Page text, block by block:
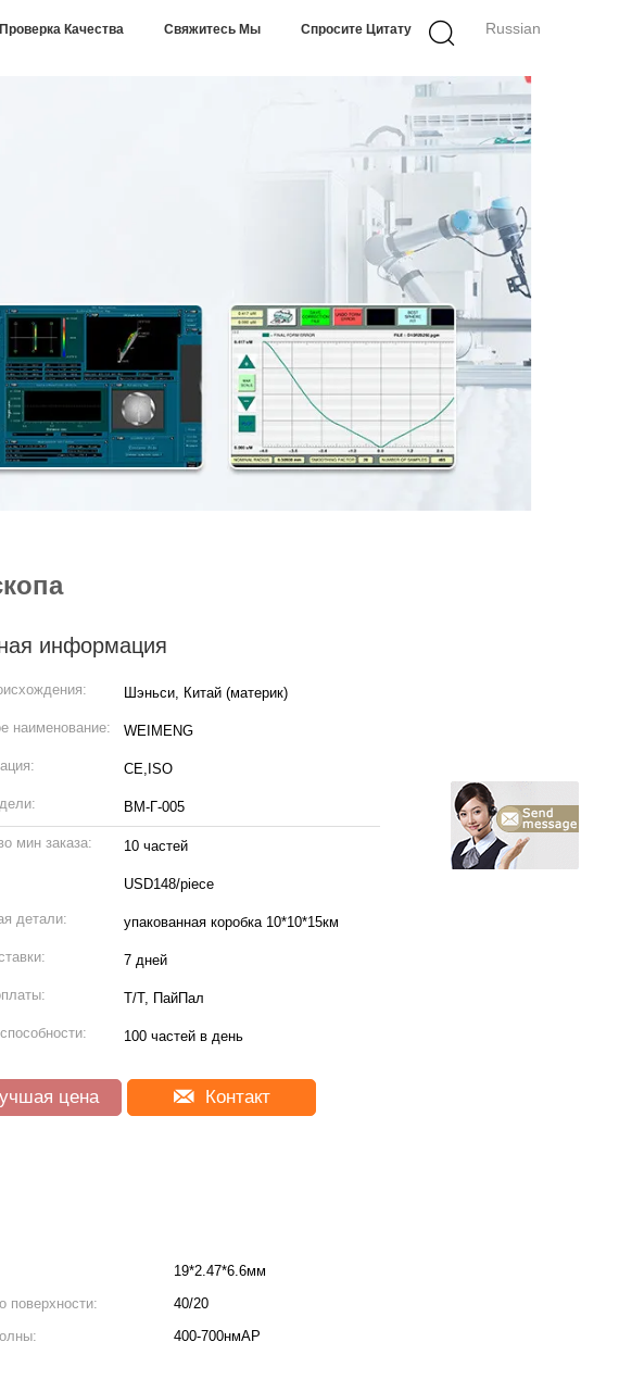
Russian
Проверка Качества Свяжитесь Мы Спросите Цитату
информация
Шэньси, Китай (материк)
наименование: WEIMENG
CE,ISO
ВМ-Г-005
мин заказа: 10 частей
USD148/piece
детали: упакованная коробка 10*10*15км
7 дней
Т/Т, ПайПал
100 частей в день
цена Контакт
19*2.47*6.6мм
поверхности:
40/20
400-700нмАР